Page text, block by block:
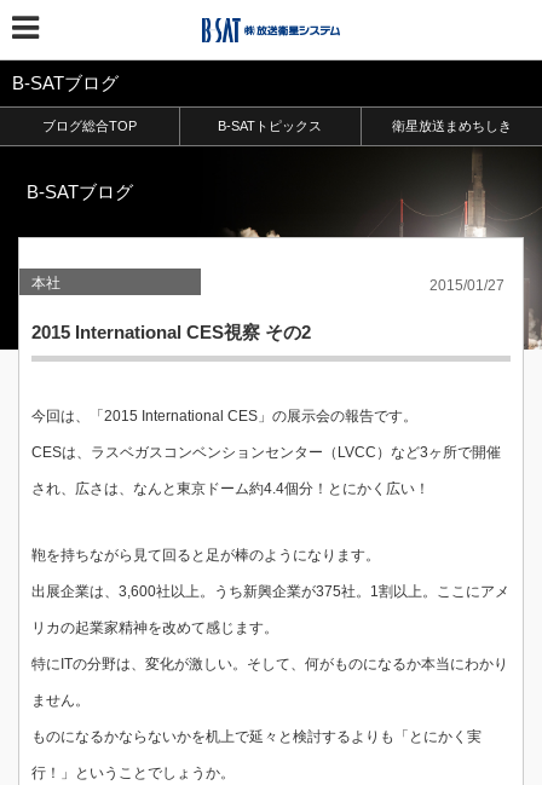
B-SATブログ
ブログ総合TOP B-SATトピックス 衛星放送まめちしき
B-SATブログ
本社 2015/01/27
2015 International CES視察 その2
今回は、「2015 International CES」の展示会の報告です。
CESは、ラスベガスコンベンションセンター（LVCC）など3ヶ所で開催
され、広さは、なんと東京ドーム約4.4個分！とにかく広い！
鞄を持ちながら見て回ると足が棒のようになります。
出展企業は、3,600社以上。うち新興企業が375社。1割以上。ここにアメ
リカの起業家精神を改めて感じます。
特にITの分野は、変化が激しい。そして、何がものになるか本当にわかり
ません。
ものになるかならないかを机上で延々と検討するよりも「とにかく実
行！」ということでしょうか。